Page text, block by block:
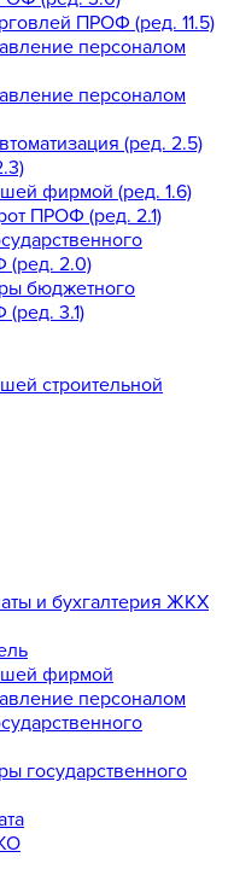
ПРОФ (ред. 11.5)
персоналом
персоналом
(ред. 2.5)
фирмой (ред. 1.6)
ПРОФ (ред. 2.1)
2.0)
бюджетного
3.1)
строительной
и бухгалтерия ЖКХ
фирмой
персоналом
государственного